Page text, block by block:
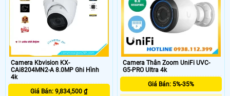
Camera Kbvision KX-
CAi8204MN2-A 8.0MP Ghi Hình
4k
Giá Bán: 9,834,500 ₫
Camera Thân Zoom UniFi UVC-
G5-PRO Ultra 4k
Giá Bán: 5%-35%